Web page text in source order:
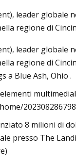
Aug 26, 2023
10 cose da
leader globale
regione di
leader globale
regione di
a Blue Ash, Ohio .
8 milioni di
presso The